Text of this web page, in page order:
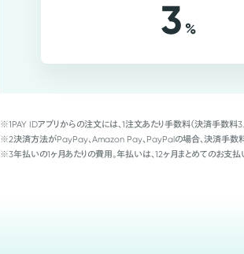
3 %
※1PAY IDアプリからの注文には、1注文あたり手数料（決済手数料
※2決済方法がPayPay、Amazon Pay、PayPalの場合、決済手数
※3年払いの1ヶ月あたりの費用。年払いは、12ヶ月まとめてのお支払